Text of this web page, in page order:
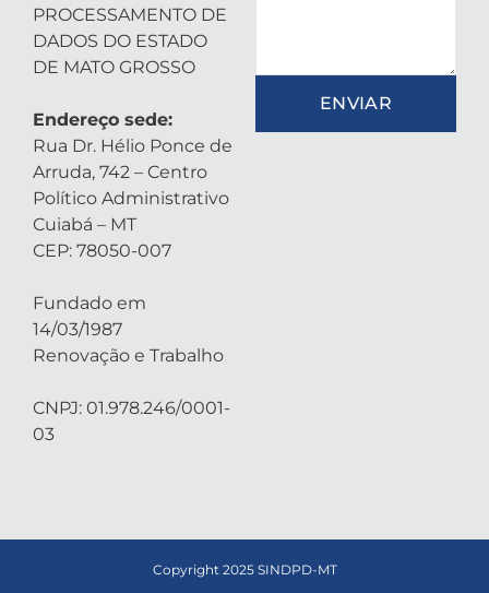
PROCESSAMENTO DE
DADOS DO ESTADO
DE MATO GROSSO
Endereço sede:
Rua Dr. Hélio Ponce de
Arruda, 742 – Centro
Político Administrativo
Cuiabá – MT
CEP: 78050-007
Fundado em
14/03/1987
Renovação e Trabalho
CNPJ: 01.978.246/0001-
03
ENVIAR
Copyright 2025 SINDPD-MT